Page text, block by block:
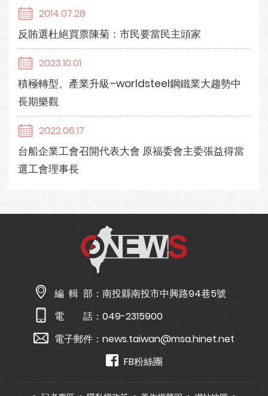
2014.07.28
反賄選杜絕買票陳菊：市民要當民主頭家
2023.10.01
積極轉型、產業升級–worldsteel鋼鐵業大趨勢中
長期樂觀
2022.06.17
台船企業工會召開代表大會 原福委會主委張益得當
選工會理事長
編 輯 部： 南投縣南投市中興路94巷5號
電 話： 049-2315900
電子郵件： news.taiwan@msa.hinet.net
FB粉絲團